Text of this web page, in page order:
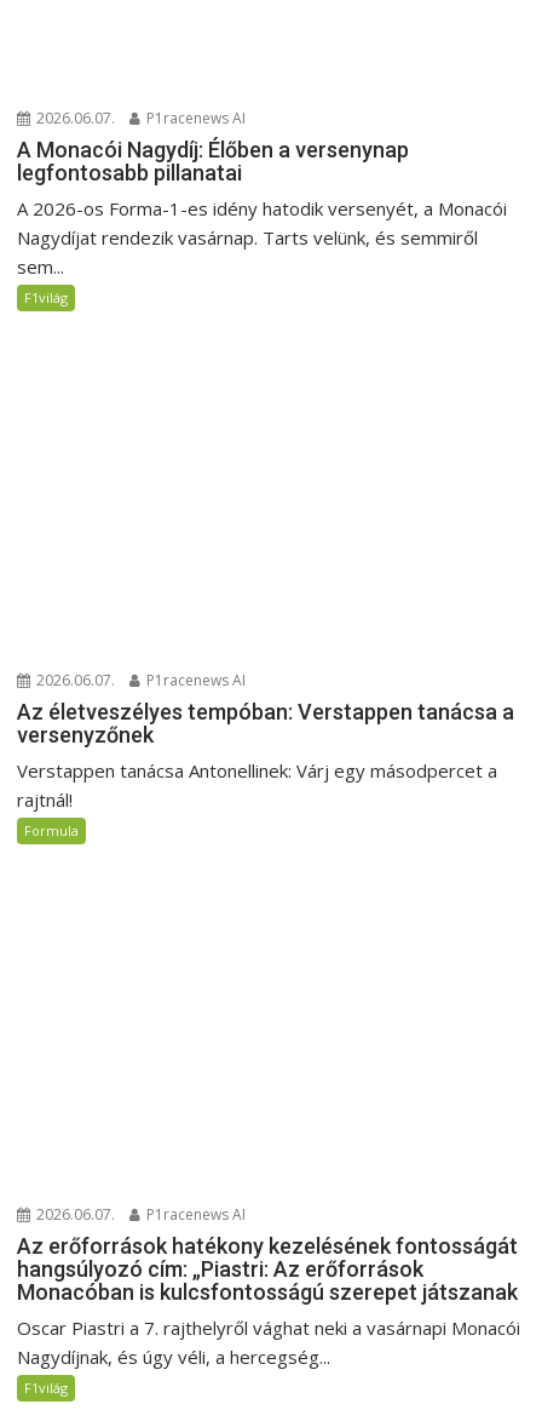
2026.06.07. P1racenews AI
A Monacói Nagydíj: Élőben a versenynap
legfontosabb pillanatai
A 2026-os Forma-1-es idény hatodik versenyét, a Monacói
Nagydíjat rendezik vasárnap. Tarts velünk, és semmiről
sem...
F1világ
2026.06.07. P1racenews AI
Az életveszélyes tempóban: Verstappen tanácsa a
versenyzőnek
Verstappen tanácsa Antonellinek: Várj egy másodpercet a
rajtnál!
Formula
2026.06.07. P1racenews AI
Az erőforrások hatékony kezelésének fontosságát
hangsúlyozó cím: „Piastri: Az erőforrások
Monacóban is kulcsfontosságú szerepet játszanak
Oscar Piastri a 7. rajthelyről vághat neki a vasárnapi Monacói
Nagydíjnak, és úgy véli, a hercegség...
F1világ